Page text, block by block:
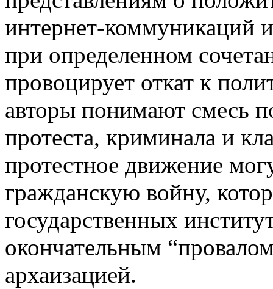
интернет-коммуникаций
при определенном
провоцирует откат к
авторы понимают смесь
протеста, криминала и
протестное движение
гражданскую войну,
государственных
окончательным
архаизацией.